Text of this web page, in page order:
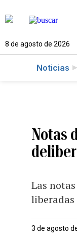
8 de agosto de 2026
Noticias
Notas
Las
liberadas
3 de agosto